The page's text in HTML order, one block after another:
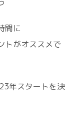
間に
トがオススメで
年スタートを決